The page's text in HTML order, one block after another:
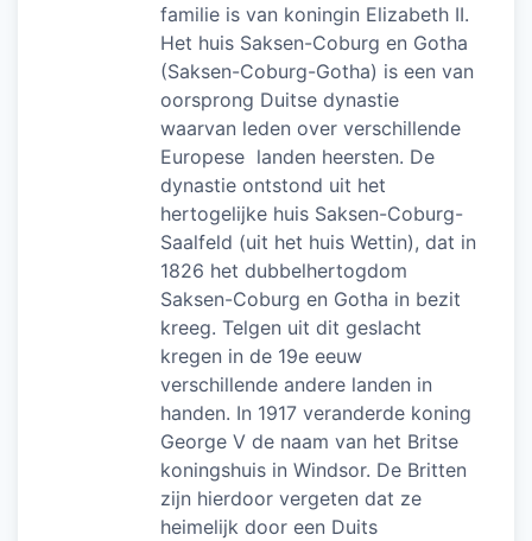
familie is van koningin Elizabeth II.
Het huis Saksen-Coburg en Gotha
(Saksen-Coburg-Gotha) is een van
oorsprong Duitse dynastie
waarvan leden over verschillende
Europese landen heersten. De
dynastie ontstond uit het
hertogelijke huis Saksen-Coburg-
Saalfeld (uit het huis Wettin), dat in
1826 het dubbelhertogdom
Saksen-Coburg en Gotha in bezit
kreeg. Telgen uit dit geslacht
kregen in de 19e eeuw
verschillende andere landen in
handen. In 1917 veranderde koning
George V de naam van het Britse
koningshuis in Windsor. De Britten
zijn hierdoor vergeten dat ze
heimelijk door een Duits